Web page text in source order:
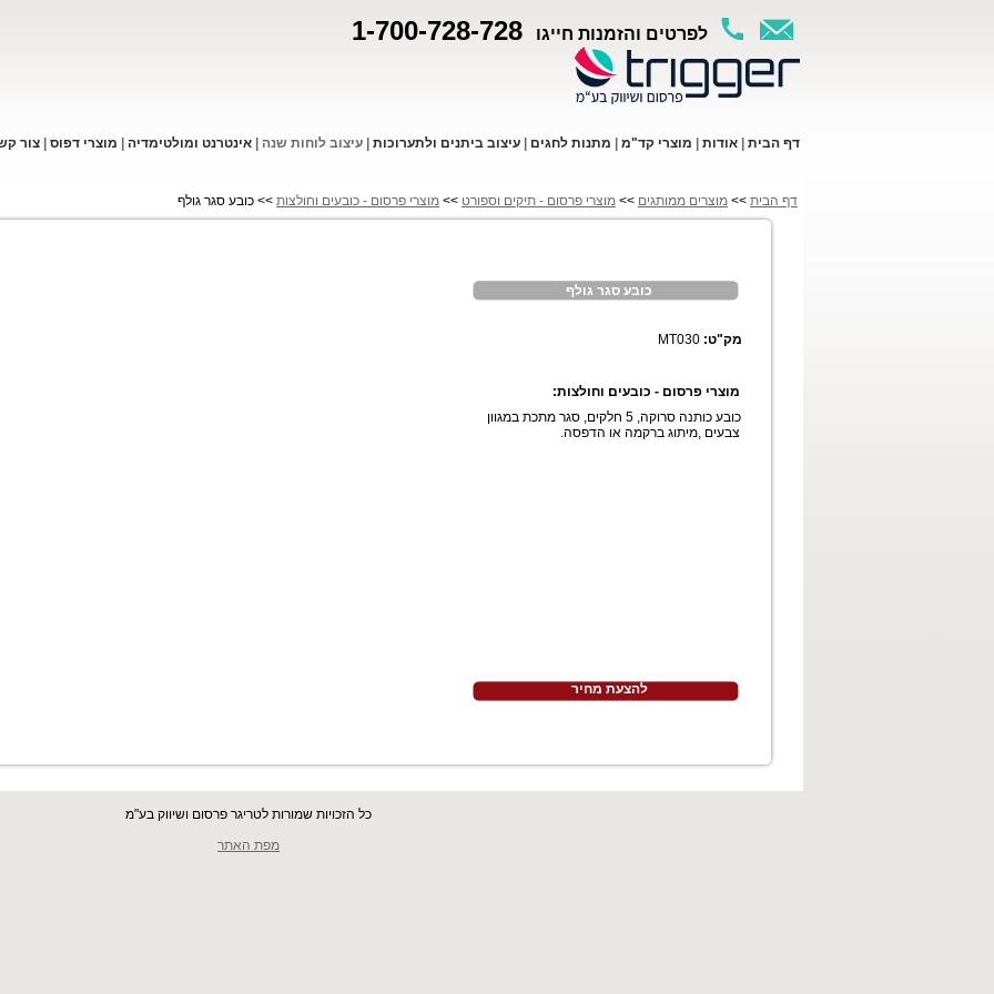
לפרטים והזמנות חייגו 1-700-728-728
דף הבית אודות מוצרי קד"מ מתנות לחגים עיצוב ביתנים ולתערוכות עיצוב לוחות שנה אינטרנט ומולטימדיה מוצרי דפוס צור
דף הבית >> מוצרים ממותגים >> מוצרי פרסום - תיקים וספורט >> מוצרי פרסום - כובעים וחולצות >> כובע סגר גולף
כובע סגר גולף
מק"ט: MT030
מוצרי פרסום - כובעים וחולצות:
כובע כותנה סרוקה, 5 חלקים, סגר מתכת במגוון
צבעים ,מיתוג ברקמה או הדפסה.
להצעת מחיר
כל הזכויות שמורות לטריגר פרסום ושיווק בע"מ
מפת האתר